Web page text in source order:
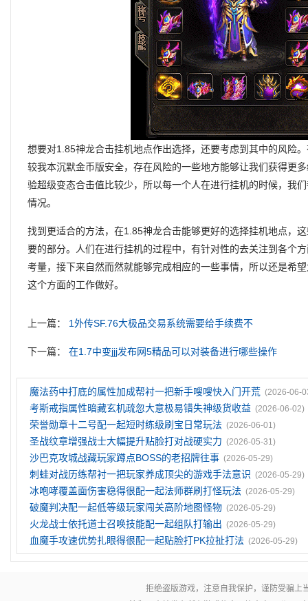
想要对1.85神龙合击挂机地点作出选择，还要考虑到其中的风险
较我本沉默金币版安全，存在风险的一些地方能够让我们获得更
验超级变态合击值比较少，所以每一个人在进行挂机的时候，我
情况。
找到更适合的方法，在1.85神龙合击能够更好的选择挂机地点，
要的部分。人们在进行挂机的过程中，有针对性的去关注到各个
考量，接下来自然而然就能够完成相应的一些事情，所以还是希
这个方面的工作做好。
上一篇： 1外传SF.76大极品交易系统需要给手续费不
下一篇：在1.7中变jjj发布网5精品可以对装备进行哪些操作
魔法药中打底的属性加成帮衬一把新手嗖嗖快入门开荒 (2026-06-
考斯戒指属性暗藏玄机疏忽大意极易错失神级货收益 (2026-06-02)
荣誉勋章十二号配一起短时练级刷宝日常玩法 (2026-06-01)
圣战纹章‌增强战士大幅提升贴脸打对战硬实力 (2026-05-31)
沙巴克攻城战藏玩家蹲点BOSS的老招牌往事 (2026-05-29)
刺蛙对战历练帮衬一把玩家养成顶尖的游戏手法意识 (2026-05-29)
冰咆哮覆盖面伤害稳得很配一起法师群刷打怪玩法 (2026-05-29)
破魔判决配一起低等级玩家闯关高阶地图怪物 (2026-05-29)
火龙战士依托道士召唤技能配一起组队打输出 (2026-05-29)
血魔手攻速优势扎眼得很配一起贴脸打PK拉扯打法 (2026-05-29)
拒绝盗版游戏，注意自我保护，谨防受骗上